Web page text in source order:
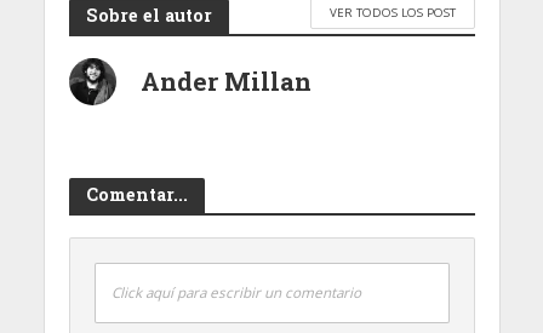
Sobre el autor VER TODOS LOS POST
Ander Millan
Comentar...
Click aquí para escribir un comentario